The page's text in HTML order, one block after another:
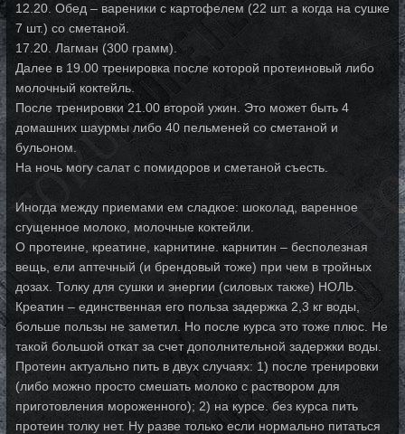
12.20. Обед – вареники с картофелем (22 шт. а когда на сушке
7 шт.) со сметаной.
17.20. Лагман (300 грамм).
Далее в 19.00 тренировка после которой протеиновый либо
молочный коктейль.
После тренировки 21.00 второй ужин. Это может быть 4
домашних шаурмы либо 40 пельменей со сметаной и
бульоном.
На ночь могу салат с помидоров и сметаной съесть.
Иногда между приемами ем сладкое: шоколад, варенное
сгущенное молоко, молочные коктейли.
О протеине, креатине, карнитине. карнитин – бесполезная
вещь, ели аптечный (и брендовый тоже) при чем в тройных
дозах. Толку для сушки и энергии (силовых также) НОЛЬ.
Креатин – единственная его польза задержка 2,3 кг воды,
больше пользы не заметил. Но после курса это тоже плюс. Не
такой большой откат за счет дополнительной задержки воды.
Протеин актуально пить в двух случаях: 1) после тренировки
(либо можно просто смешать молоко с раствором для
приготовления мороженного); 2) на курсе. без курса пить
протеин толку нет. Ну разве только если нормально питаться